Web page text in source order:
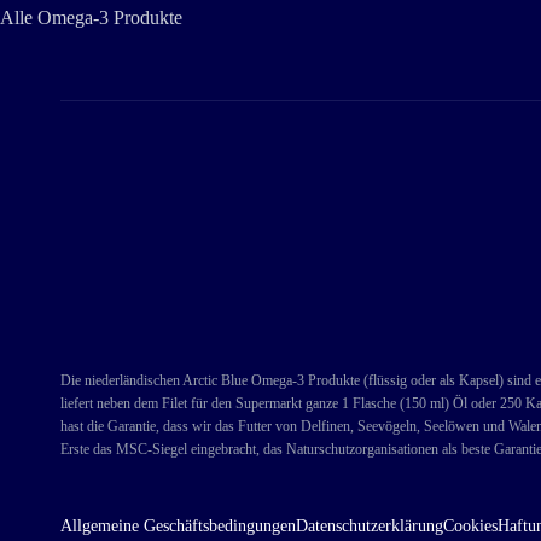
Alle Omega-3 Produkte
Die niederländischen Arctic Blue Omega-3 Produkte (flüssig oder als Kapsel)
liefert neben dem Filet für den Supermarkt ganze 1 Flasche (150 ml) Öl oder 250
hast die Garantie, dass wir das Futter von Delfinen, Seevögeln, Seelöwen und
Erste das MSC-Siegel eingebracht, das Naturschutzorganisationen als beste
Allgemeine GeschäftsbedingungenDatenschutzerklärungCookies